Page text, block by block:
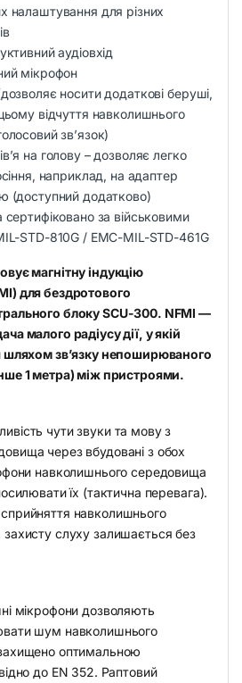
налаштування для різних
аудіовхід
мікрофон
носити додаткові беруші,
відчуття навколишнього
зв’язок)
на голову – дозволяє легко
наприклад, на адаптер
(доступний додатково)
за військовими
STD-810G / EMC-MIL-STD-461G
магнітну індукцію
для бездротового
блоку SCU-300. NFMI —
малого радіусу дії, у якій
шляхом зв’язку непоширюваного
1 метра) між пристроями.
чути звуки та мову з
через вбудовані з обох
навколишнього середовища
їх (тактична перевага).
навколишнього
слуху залишається без
мікрофони дозволяють
шум навколишнього
оптимальною
до EN 352. Раптовий